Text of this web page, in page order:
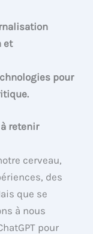
et
pour
retenir
cerveau,
des
que se
à nous
pour